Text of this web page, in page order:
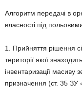
Алгоритм передачі в
власності під
1. Прийняття рішення
території якої
інвентаризації масиву
призначення (ст. 35 ЗУ